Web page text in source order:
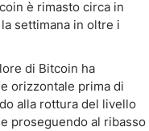
è rimasto circa in
settimana in oltre i
di Bitcoin ha
orizzontale prima di
alla rottura del livello
proseguendo al ribasso